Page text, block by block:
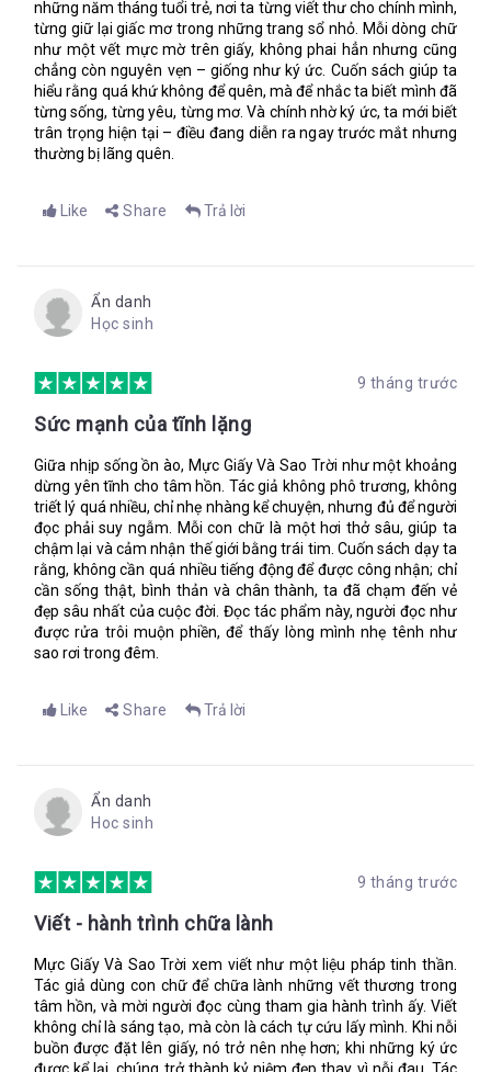
manh mối.
“Kho báu!”. Tôi siết ngón tay của Lupe.
“Đừng chỉ đứng yên ở một chỗ đó”, Lupe hét toáng lên và chạy
về phía trước. “Đua nào”.
không đi?”
Lupe bắt đầu nức nở, nhỏ ôm bụng như thể vừa bị tôi đấm.
Móng tay tôi bấu vào lòng bàn tay đau điếng. Tôi cảm thấy
các người mà mẹ tôi và cả Gabo đều mất. Ba của cậu đã ngăn
chúng tôi vào rừng để hái thuộc. Còn giờ là đến cái chết của
Cata và các người chỉ biết trốn chạy thôi. Các người chạy sang
Ồ, tốt thôi.”
“Isa, tớ…” Lupe đang đưa cánh tay hướng tới chỗ tôi, nhưng tôi
đá hất bụi đất vào váy nhỏ.
“Biến đi! Chẳng ai muốn các người ở đây đâu?”
Lupe nhìn tôi, mặt nhăn nhó, hàng lệ lăn dài trên má. Và rồi
nhỏ chạy vội về phía ngôi nhà của mình, chân luống cuống vấp
ngã.
Tớ sẽ băng qua cánh rừng để tìm ra kẻ đã giết chết Cata. Khi
tớ quay về chúng ta có thể tiếp tục làm bạn thân nhé.
XXXXXX
P.S: Kiểm tra lại bên dưới bình lọ. Tớ gửi cậu giữ nó hộ tớ.
Tôi mở cửa và nhấc lọ hoa lên, hai tay tôi run rẩy khi đẩy dây
chuyền dày cộm ra. Mặt dây chuyền khóa của Lupe.
Tiếng gào thét bên tai tôi.
những năm tháng tuổi trẻ, nơi ta từng viết thư cho chính mình,
từng giữ lại giấc mơ trong những trang sổ nhỏ. Mỗi dòng chữ
như một vết mực mờ trên giấy, không phai hẳn nhưng cũng
chẳng còn nguyên vẹn – giống như ký ức. Cuốn sách giúp ta
hiểu rằng quá khứ không để quên, mà để nhắc ta biết mình đã
từng sống, từng yêu, từng mơ. Và chính nhờ ký ức, ta mới biết
trân trọng hiện tại – điều đang diễn ra ngay trước mắt nhưng
thường bị lãng quên.
Like Share Trả lời
Ẩn danh
Học sinh
9 tháng trước
Sức mạnh của tĩnh lặng
Giữa nhịp sống ồn ào, Mực Giấy Và Sao Trời như một khoảng
dừng yên tĩnh cho tâm hồn. Tác giả không phô trương, không
triết lý quá nhiều, chỉ nhẹ nhàng kể chuyện, nhưng đủ để người
đọc phải suy ngẫm. Mỗi con chữ là một hơi thở sâu, giúp ta
chậm lại và cảm nhận thế giới bằng trái tim. Cuốn sách dạy ta
rằng, không cần quá nhiều tiếng động để được công nhận; chỉ
cần sống thật, bình thản và chân thành, ta đã chạm đến vẻ
đẹp sâu nhất của cuộc đời. Đọc tác phẩm này, người đọc như
được rửa trôi muộn phiền, để thấy lòng mình nhẹ tênh như
sao rơi trong đêm.
Like Share Trả lời
Ẩn danh
Hoc sinh
9 tháng trước
Viết - hành trình chữa lành
Mực Giấy Và Sao Trời xem viết như một liệu pháp tinh thần.
Tác giả dùng con chữ để chữa lành những vết thương trong
tâm hồn, và mời người đọc cùng tham gia hành trình ấy. Viết
không chỉ là sáng tạo, mà còn là cách tự cứu lấy mình. Khi nỗi
buồn được đặt lên giấy, nó trở nên nhẹ hơn; khi những ký ức